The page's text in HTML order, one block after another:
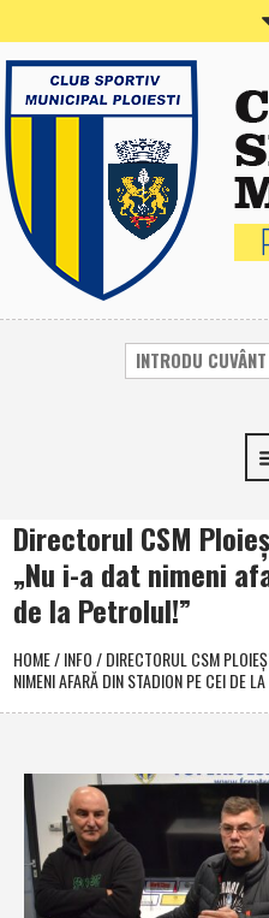
Directorul CSM
„Nu i-a dat nimeni
de la Petrolul!”
HOME/INFO/DIRECTORUL CSM
NIMENI AFARĂ DIN STADION PE CEI DE